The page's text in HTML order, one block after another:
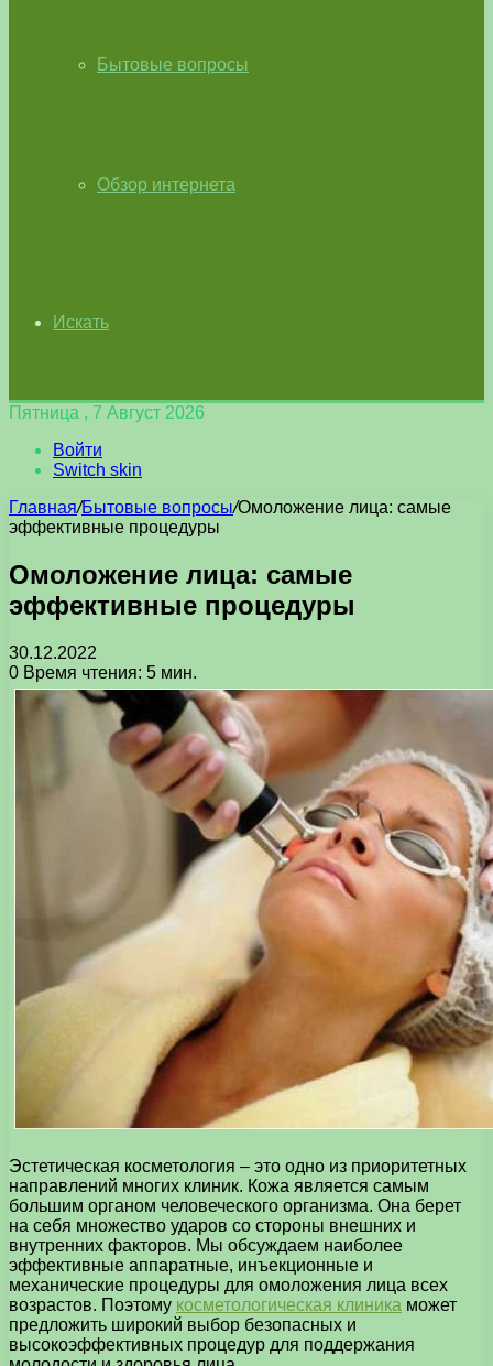
Бытовые вопросы
Обзор интернета
Искать
Пятница , 7 Август 2026
Войти
Switch skin
Главная/Бытовые вопросы/Омоложение лица: самые
эффективные процедуры
Омоложение лица: самые
эффективные процедуры
30.12.2022
0 Время чтения: 5 мин.
Эстетическая косметология – это одно из приоритетных
направлений многих клиник. Кожа является самым
большим органом человеческого организма. Она берет
на себя множество ударов со стороны внешних и
внутренних факторов. Мы обсуждаем наиболее
эффективные аппаратные, инъекционные и
механические процедуры для омоложения лица всех
возрастов. Поэтому косметологическая клиника может
предложить широкий выбор безопасных и
высокоэффективных процедур для поддержания